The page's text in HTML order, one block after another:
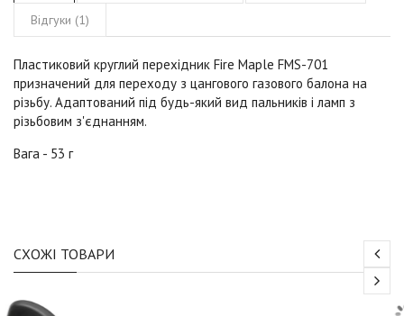
Відгуки (1)
Пластиковий круглий перехідник Fire Maple FMS-701
призначений для переходу з цангового газового балона на
різьбу. Адаптований під будь-який вид пальників і ламп з
різьбовим з'єднанням.
Вага - 53 г
СХОЖІ ТОВАРИ